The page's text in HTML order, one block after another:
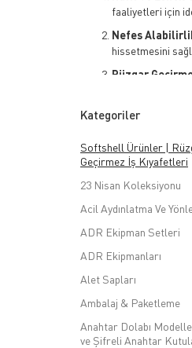
faaliyetleri için
Nefes
hissetmesini
Rüzgar
Çeşitli
Stil ve Moda:
Katmanlı Giyim
Softshell ürünleri,
amacına uygun olarak
Kategoriler
Softshell Ürünler |
Geçirmez İş Kıyafetleri
23 Nisan Koleksiyonu
Acil Aydınlatma Ve
ADR Ekipman Setleri
ADR Ekipmanları
Alet Sapları
Ambalaj & Paketleme
Anahtar Dolabı
ve Şifreli Anahtar